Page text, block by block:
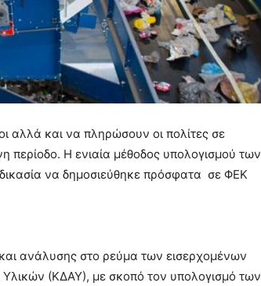
αλλά και να πληρώσουν οι πολίτες σε
περίοδο. Η ενιαία μέθοδος υπολογισμού των
να δημοσιεύθηκε πρόσφατα σε ΦΕΚ
ανάλυσης στο ρεύμα των εισερχομένων
(ΚΔΑΥ), με σκοπό τον υπολογισμό των